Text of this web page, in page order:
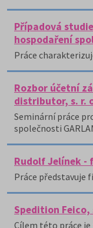
Případová
hospodaření
Práce
Rozbor účetní
distributor, s. r.
Seminární práce
společnosti
Rudolf Jelínek -
Práce představuje
Spedition Feico,
Cílem této práce